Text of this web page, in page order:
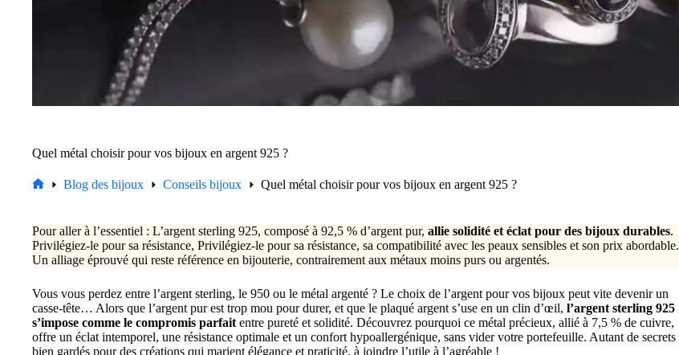
Quel métal choisir pour vos bijoux en argent 925 ?
Blog des bijoux Conseils bijoux Quel métal choisir pour vos bijoux en argent 925 ?
Pour aller à l’essentiel : L’argent sterling 925, composé à 92,5 % d’argent pur, allie solidité et éclat pour des bijoux durables.
Privilégiez-le pour sa résistance, Privilégiez-le pour sa résistance, sa compatibilité avec les peaux sensibles et son prix abordable.
Un alliage éprouvé qui reste référence en bijouterie, contrairement aux métaux moins purs ou argentés.
Vous vous perdez entre l’argent sterling, le 950 ou le métal argenté ? Le choix de l’argent pour vos bijoux peut vite devenir un
casse-tête… Alors que l’argent pur est trop mou pour durer, et que le plaqué argent s’use en un clin d’œil, l’argent sterling 925
s’impose comme le compromis parfaitentre pureté et solidité. Découvrez pourquoi ce métal précieux, allié à 7,5 % de cuivre,
offre un éclat intemporel, une résistance optimale et un confort hypoallergénique, sans vider votre portefeuille. Autant de secrets
bien gardés pour des créations qui marient élégance et praticité, à joindre l’utile à l’agréable !